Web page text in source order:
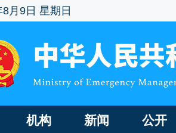
月9日 星期日
机构 新闻 公开